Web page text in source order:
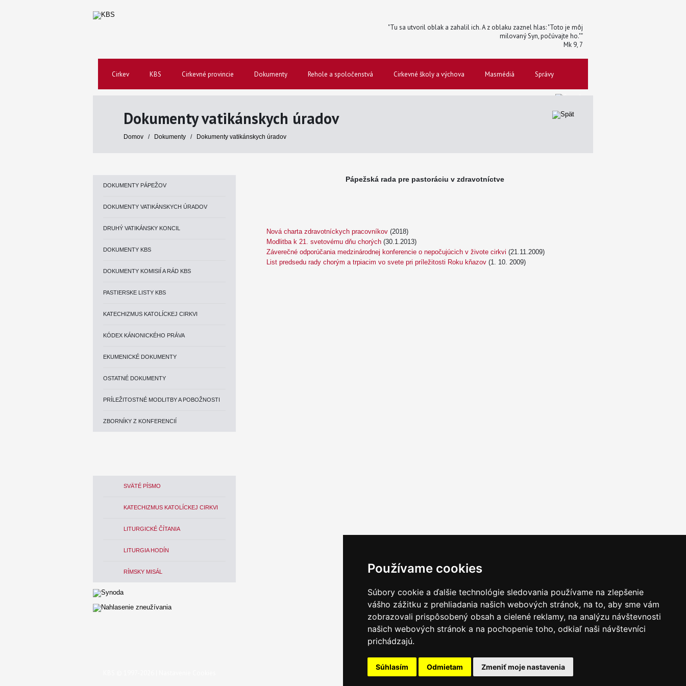
Používame cookies
Súbory cookie a ďalšie technológie sledovania používame na zlepšenie
vášho zážitku z prehliadania našich webových stránok, na to, aby sme vám
zobrazovali prispôsobený obsah a cielené reklamy, na analýzu návštevnosti
našich webových stránok a na pochopenie toho, odkiaľ naši návštevníci
prichádzajú.
Súhlasím Odmietam Zmeniť moje nastavenia
"Tu sa utvoril oblak a zahalil ich. A z oblaku zaznel hlas: "Toto je môj
milovaný Syn, počúvajte ho.""
Mk 9, 7
Cirkev KBS Cirkevné provincie Dokumenty Rehole a spoločenstvá Cirkevné školy a výchova Masmédiá Správy
Dokumenty vatikánskych úradov
Domov / Dokumenty / Dokumenty vatikánskych úradov
DOKUMENTY PÁPEŽOV
DOKUMENTY VATIKÁNSKYCH ÚRADOV
DRUHÝ VATIKÁNSKY KONCIL
DOKUMENTY KBS
DOKUMENTY KOMISIÍ A RÁD KBS
PASTIERSKE LISTY KBS
KATECHIZMUS KATOLÍCKEJ CIRKVI
KÓDEX KÁNONICKÉHO PRÁVA
EKUMENICKÉ DOKUMENTY
OSTATNÉ DOKUMENTY
PRÍLEŽITOSTNÉ MODLITBY A POBOŽNOSTI
ZBORNÍKY Z KONFERENCIÍ
SVÄTÉ PÍSMO
KATECHIZMUS KATOLÍCKEJ CIRKVI
LITURGICKÉ ČÍTANIA
LITURGIA HODÍN
RÍMSKY MISÁL
Pápežská rada pre pastoráciu v zdravotníctve
Nová charta zdravotníckych pracovníkov (2018)
Modlitba k 21. svetovému dňu chorých (30.1.2013)
Záverečné odporúčania medzinárodnej konferencie o nepočujúcich v živote cirkvi (21.11.2009)
List predsedu rady chorým a trpiacim vo svete pri príležitosti Roku kňazov (1. 10. 2009)
Email servis Kontakt Ochrana osobných udajov